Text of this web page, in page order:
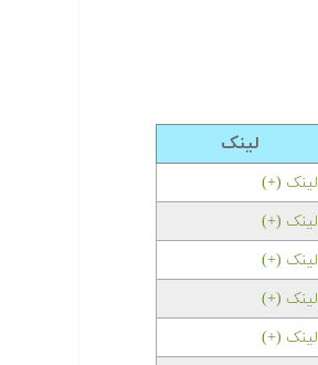
لینک
لینک (+)
لینک (+)
لینک (+)
لینک (+)
لینک (+)